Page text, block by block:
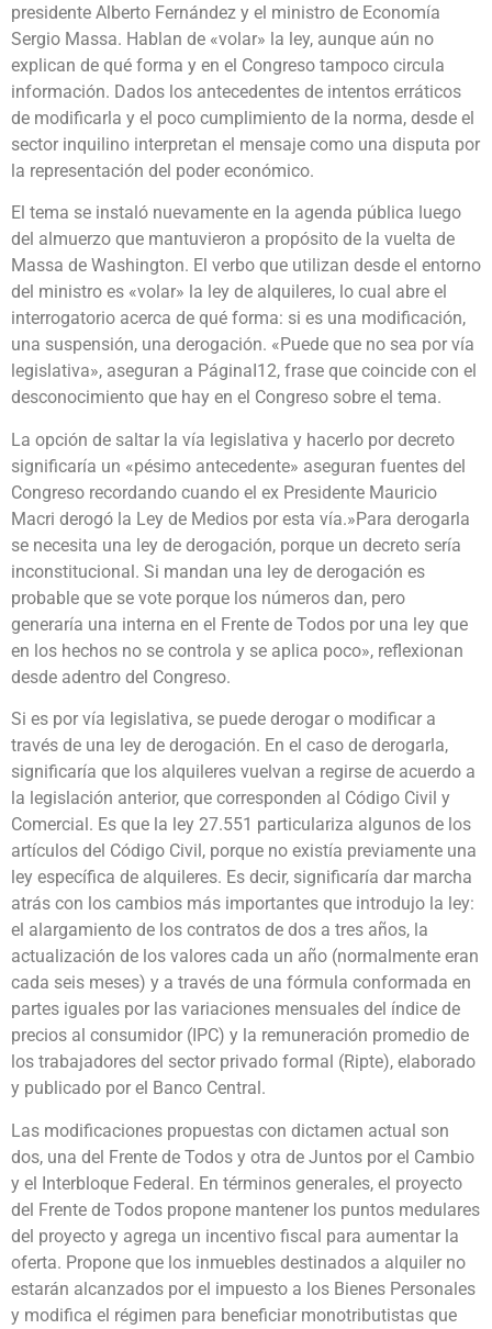
presidente Alberto Fernández y el ministro de Economía
Sergio Massa. Hablan de «volar» la ley, aunque aún no
explican de qué forma y en el Congreso tampoco circula
información. Dados los antecedentes de intentos erráticos
de modificarla y el poco cumplimiento de la norma, desde el
sector inquilino interpretan el mensaje como una disputa por
la representación del poder económico.
El tema se instaló nuevamente en la agenda pública luego
del almuerzo que mantuvieron a propósito de la vuelta de
Massa de Washington. El verbo que utilizan desde el entorno
del ministro es «volar» la ley de alquileres, lo cual abre el
interrogatorio acerca de qué forma: si es una modificación,
una suspensión, una derogación. «Puede que no sea por vía
legislativa», aseguran a PáginaI12, frase que coincide con el
desconocimiento que hay en el Congreso sobre el tema.
La opción de saltar la vía legislativa y hacerlo por decreto
significaría un «pésimo antecedente» aseguran fuentes del
Congreso recordando cuando el ex Presidente Mauricio
Macri derogó la Ley de Medios por esta vía.»Para derogarla
se necesita una ley de derogación, porque un decreto sería
inconstitucional. Si mandan una ley de derogación es
probable que se vote porque los números dan, pero
generaría una interna en el Frente de Todos por una ley que
en los hechos no se controla y se aplica poco», reflexionan
desde adentro del Congreso.
Si es por vía legislativa, se puede derogar o modificar a
través de una ley de derogación. En el caso de derogarla,
significaría que los alquileres vuelvan a regirse de acuerdo a
la legislación anterior, que corresponden al Código Civil y
Comercial. Es que la ley 27.551 particulariza algunos de los
artículos del Código Civil, porque no existía previamente una
ley específica de alquileres. Es decir, significaría dar marcha
atrás con los cambios más importantes que introdujo la ley:
el alargamiento de los contratos de dos a tres años, la
actualización de los valores cada un año (normalmente eran
cada seis meses) y a través de una fórmula conformada en
partes iguales por las variaciones mensuales del índice de
precios al consumidor (IPC) y la remuneración promedio de
los trabajadores del sector privado formal (Ripte), elaborado
y publicado por el Banco Central.
Las modificaciones propuestas con dictamen actual son
dos, una del Frente de Todos y otra de Juntos por el Cambio
y el Interbloque Federal. En términos generales, el proyecto
del Frente de Todos propone mantener los puntos medulares
del proyecto y agrega un incentivo fiscal para aumentar la
oferta. Propone que los inmuebles destinados a alquiler no
estarán alcanzados por el impuesto a los Bienes Personales
y modifica el régimen para beneficiar monotributistas que